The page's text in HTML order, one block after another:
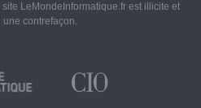
LeMondeInformatique.fr est illicite et
une contrefaçon.